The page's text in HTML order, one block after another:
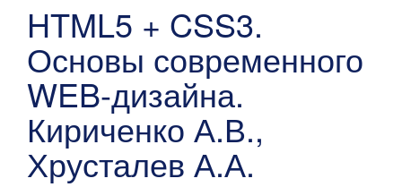
HTML5 + CSS3.
Основы современного
WEB-дизайна.
Кириченко А.В.,
Хрусталев А.А.